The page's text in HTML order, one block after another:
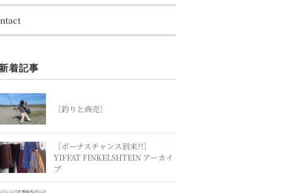
新着記事
［釣りと商売］
［ボーナスチャンス到来?!］
YIFFAT FINKELSHTEIN アーカイ
ブ